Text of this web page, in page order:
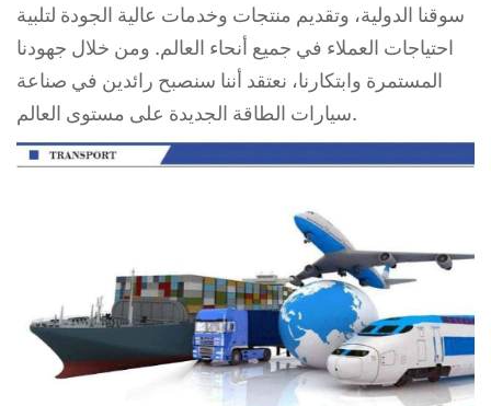
سوقنا الدولية، وتقديم منتجات وخدمات عالية الجودة لتلبية
احتياجات العملاء في جميع أنحاء العالم. ومن خلال جهودنا
المستمرة وابتكارنا، نعتقد أننا سنصبح رائدين في صناعة
سيارات الطاقة الجديدة على مستوى العالم.